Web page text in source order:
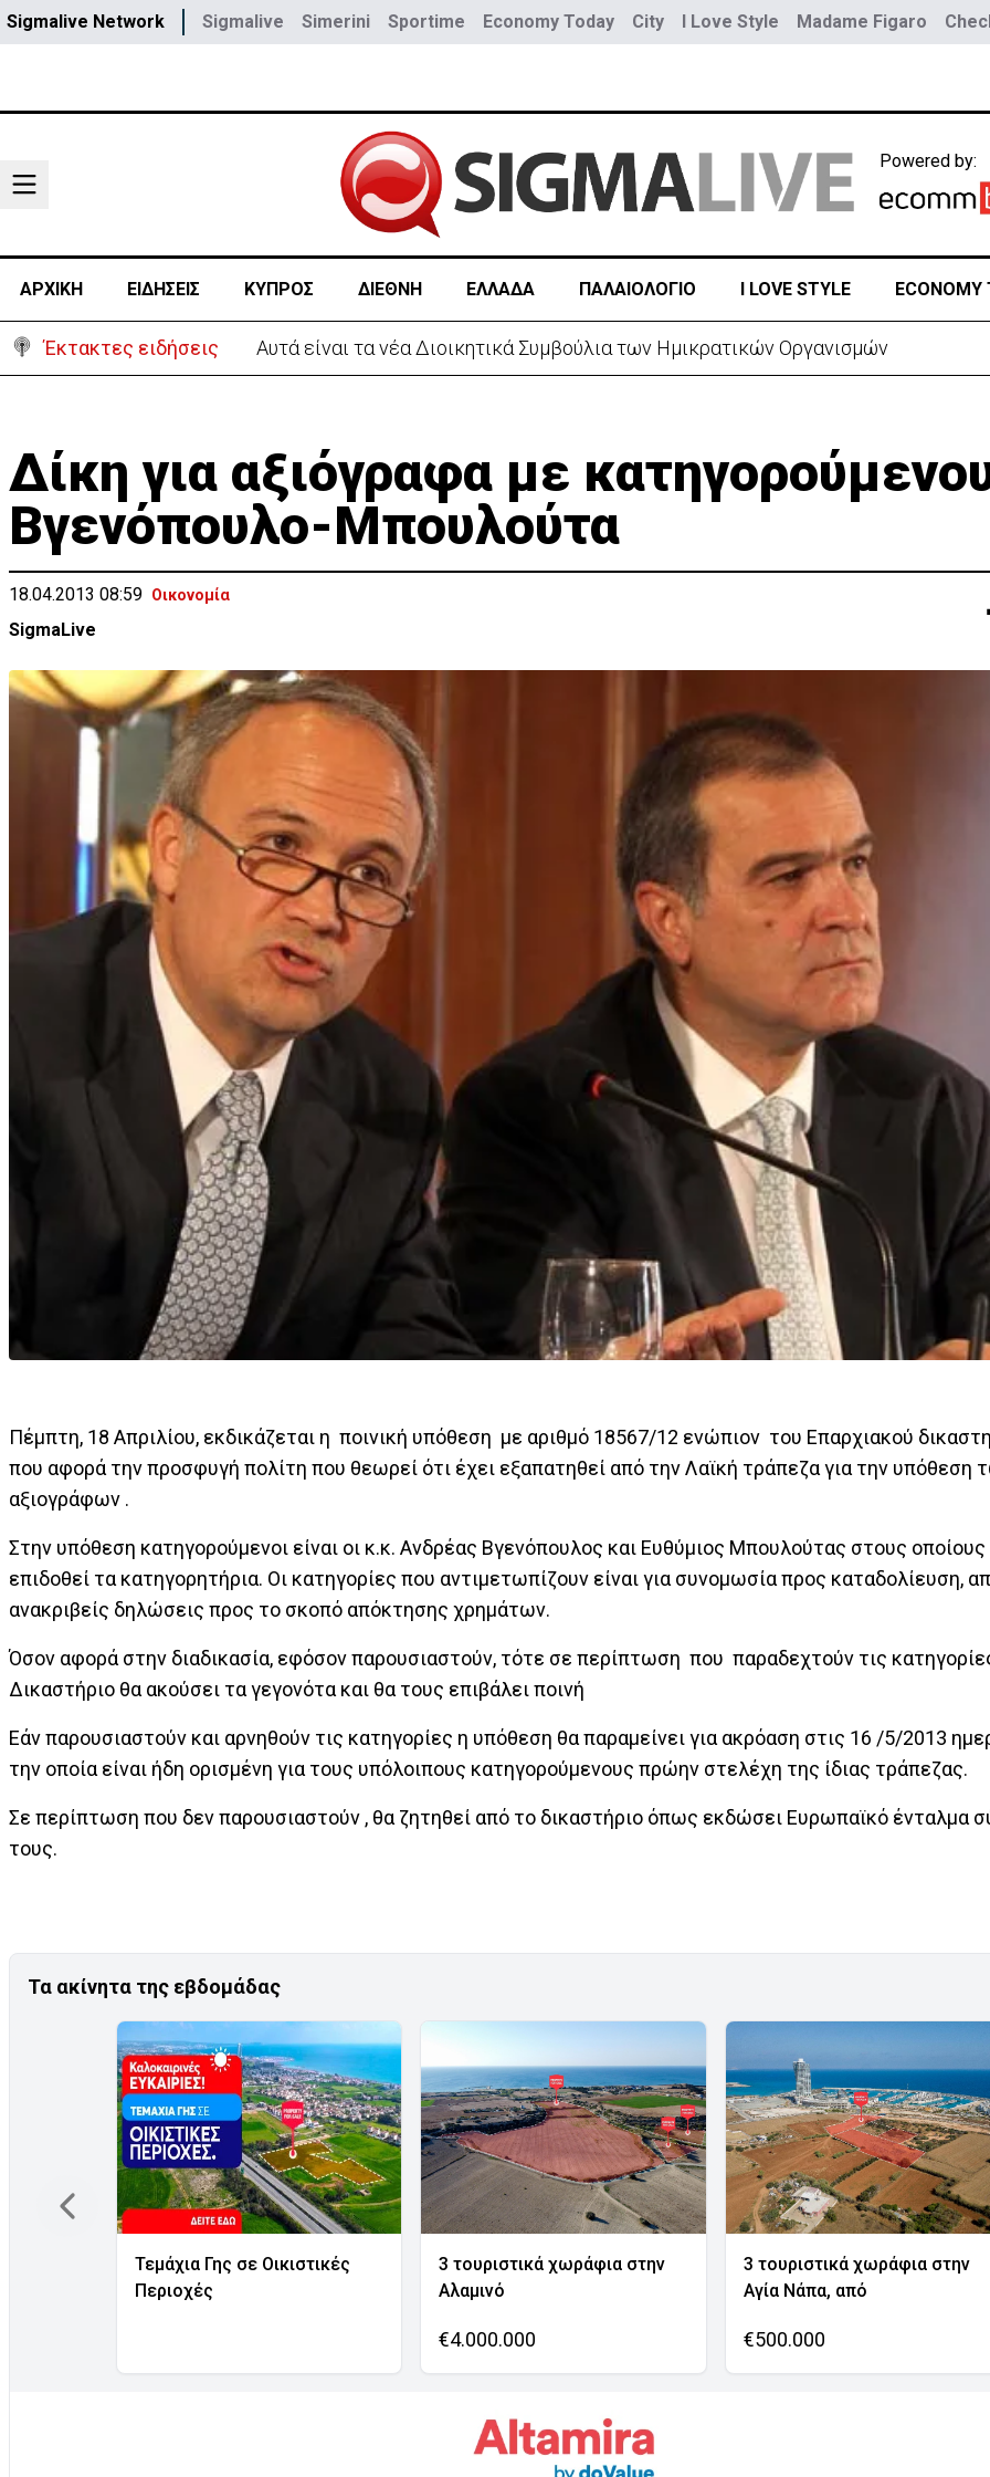
Sigmalive Network Sigmalive Simerini Sportime Economy Today City I Love Style Madame Figaro
Powered by:
ΑΡΧΙΚΗ ΕΙΔΗΣΕΙΣ ΚΥΠΡΟΣ ΔΙΕΘΝΗ ΕΛΛΑΔΑ ΠΑΛΑΙΟΛΟΓΙΟ I LOVE STYLE ECONOMY
Έκτακτες ειδήσεις Έκκληση για 37χρονη μητέρα τριών παιδιών - Δίνει μάχη με σπάνια μορφή καρκίνου
Δίκη για αξιόγραφα με
Βγενόπουλο-Μπουλούτα
18.04.2013 08:59 Οικονομία
SigmaLive
Πέμπτη, 18 Απριλίου, εκδικάζεται η ποινική υπόθεση με αριθμό 18567/12 ενώπιον του Επαρχιακού
που αφορά την προσφυγή πολίτη που θεωρεί ότι έχει εξαπατηθεί από την Λαϊκή τράπεζα για την υπόθεση
αξιογράφων .
Στην υπόθεση κατηγορούμενοι είναι οι κ.κ. Ανδρέας Βγενόπουλος και Ευθύμιος Μπουλούτας στους
επιδοθεί τα κατηγορητήρια. Οι κατηγορίες που αντιμετωπίζουν είναι για συνομωσία προς καταδολίευση,
ανακριβείς δηλώσεις προς το σκοπό απόκτησης χρημάτων.
Όσον αφορά στην διαδικασία, εφόσον παρουσιαστούν, τότε σε περίπτωση που παραδεχτούν τις
Δικαστήριο θα ακούσει τα γεγονότα και θα τους επιβάλει ποινή
Εάν παρουσιαστούν και αρνηθούν τις κατηγορίες η υπόθεση θα παραμείνει για ακρόαση στις 16 /5/2013
την οποία είναι ήδη ορισμένη για τους υπόλοιπους κατηγορούμενους πρώην στελέχη της ίδιας τράπεζας.
Σε περίπτωση που δεν παρουσιαστούν , θα ζητηθεί από το δικαστήριο όπως εκδώσει Ευρωπαϊκό ένταλμα
τους.
Τα ακίνητα της εβδομάδας
Τεμάχια Γης σε Οικιστικές
Περιοχές
3 τουριστικά χωράφια στην
Αλαμινό
€4.000.000
3 τουριστικά χωράφια στην
Αγία Νάπα, από
€500.000